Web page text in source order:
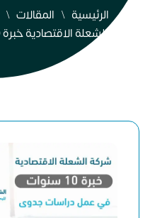
الرئيسية المقالات
شركة الشعلة الاقتصادية خبرة 10 سنوات في عمل دراسات جدوى